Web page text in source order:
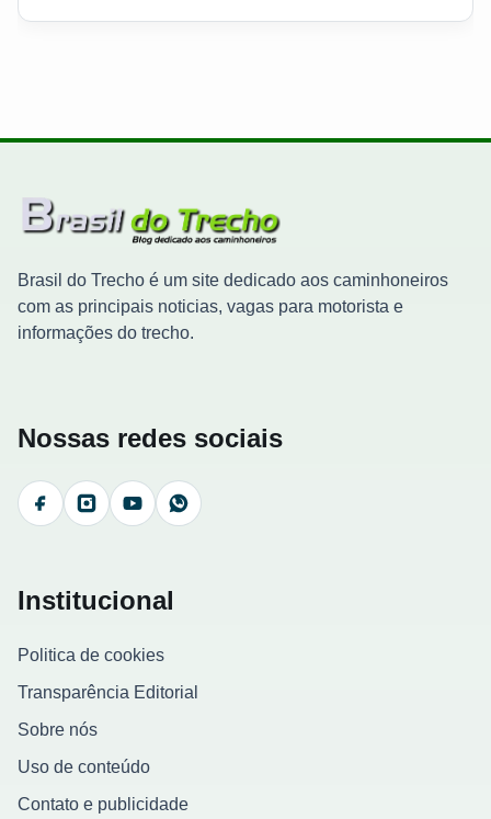
Brasil do Trecho é um site dedicado aos caminhoneiros
com as principais noticias, vagas para motorista e
informações do trecho.
Nossas redes sociais
FacebookInstagramYouTubeWhatsApp
Institucional
Politica de cookies
Transparência Editorial
Sobre nós
Uso de conteúdo
Contato e publicidade